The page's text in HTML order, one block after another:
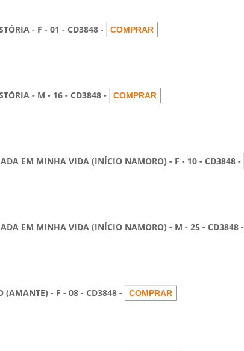
- F - 01 - CD3848 -
- M - 16 - CD3848 -
EM MINHA VIDA (INÍCIO NAMORO) - F - 10 - CD3848 -
EM MINHA VIDA (INÍCIO NAMORO) - M - 25 - CD3848 -
- F - 08 - CD3848 -